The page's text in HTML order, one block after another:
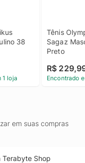
38
1 loja
Tênis
Sagaz
Preto
R$
Encontrado
em suas compras
Terabyte Shop